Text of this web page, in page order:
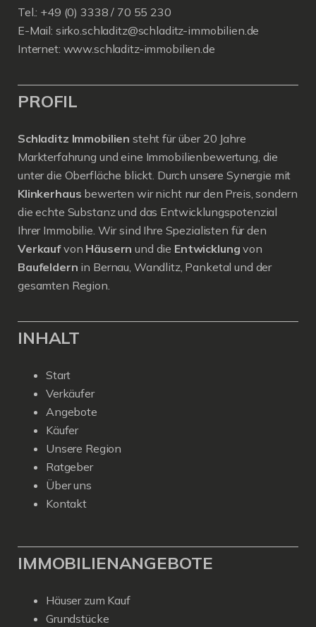
Tel.: +49 (0) 3338 / 70 55 230
E-Mail: sirko.schladitz@schladitz-immobilien.de
Internet: www.schladitz-immobilien.de
PROFIL
Schladitz Immobilien steht für über 20 Jahre
Markterfahrung und eine Immobilienbewertung, die
unter die Oberfläche blickt. Durch unsere Synergie mit
Klinkerhaus bewerten wir nicht nur den Preis, sondern
die echte Substanz und das Entwicklungspotenzial
Ihrer Immobilie. Wir sind Ihre Spezialisten für den
Verkaufvon Häusern und die Entwicklung von
Baufeldern in Bernau, Wandlitz, Panketal und der
gesamten Region.
INHALT
Start
Verkäufer
Angebote
Käufer
Unsere Region
Ratgeber
Über uns
Kontakt
IMMOBILIENANGEBOTE
Häuser zum Kauf
Grundstücke